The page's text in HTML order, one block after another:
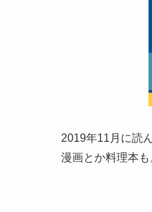
2019年11月に読
漫画とか料理本